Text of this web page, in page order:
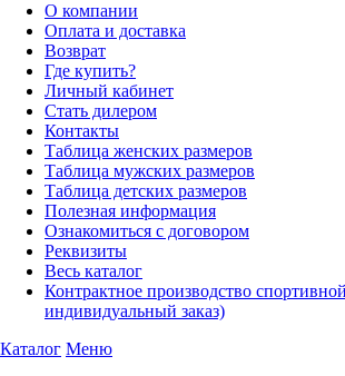
О компании
Оплата и доставка
Возврат
Где купить?
Личный кабинет
Стать дилером
Контакты
Таблица женских размеров
Таблица мужских размеров
Таблица детских размеров
Полезная информация
Ознакомиться с договором
Реквизиты
Весь каталог
Контрактное производство
индивидуальный заказ)
Каталог Меню